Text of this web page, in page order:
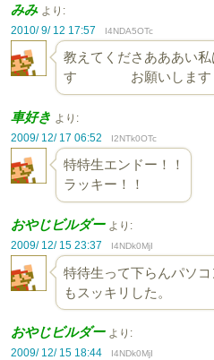
みみ より:
2010/ 9/ 12 17:57
I4NDA5OTc
教えてくださあああい
す お願いします
車好き より:
2009/ 12/ 17 06:52
I2NTk0OTc
特特生エンドー！！
ラッキー！！
おやじビルダー より:
2009/ 12/ 15 23:37
I4NDk0MjI
特待生って下らんパソ
もスッキリした。
おやじビルダー より:
2009/ 12/ 15 18:44
I4NDk0MjI